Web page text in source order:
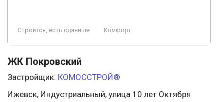
Строится, есть сданные Комфорт
ЖК Покровский
Застройщик: КОМОССТРОЙ®
Ижевск, Индустриальный, улица 10 лет Октября